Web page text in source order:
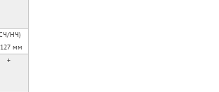
НЧ)
мм
+